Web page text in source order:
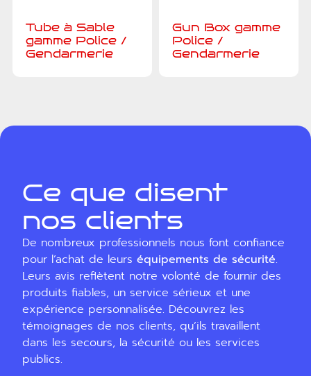
Tube à Sable
gamme Police /
Gendarmerie
Gun Box gamme
Police /
Gendarmerie
Ce que disent
nos clients
De nombreux professionnels nous font confiance
pour l’achat de leurséquipements de sécurité.
Leurs avis reflètent notre volonté de fournir des
produits fiables, un service sérieux et une
expérience personnalisée. Découvrez les
témoignages de nos clients, qu’ils travaillent
dans les secours, la sécurité ou les services
publics.